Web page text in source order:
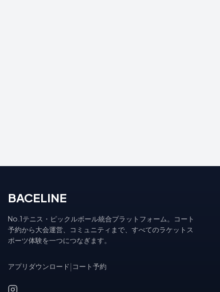
BACELINE
No.1テニス・ピックルボール統合プラットフォーム。コート
予約から大会運営、コミュニティまで、すべてのラケットス
ポーツ体験を一つにつなぎます。
アプリダウンロード コート予約